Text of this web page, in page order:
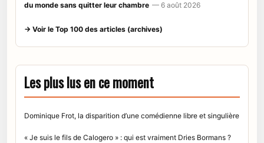
du monde sans quitter leur chambre — 6 août 2026
→ Voir le Top 100 des articles (archives)
Les plus lus en ce moment
Dominique Frot, la disparition d’une comédienne libre et singulière
« Je suis le fils de Calogero » : qui est vraiment Dries Bormans ?